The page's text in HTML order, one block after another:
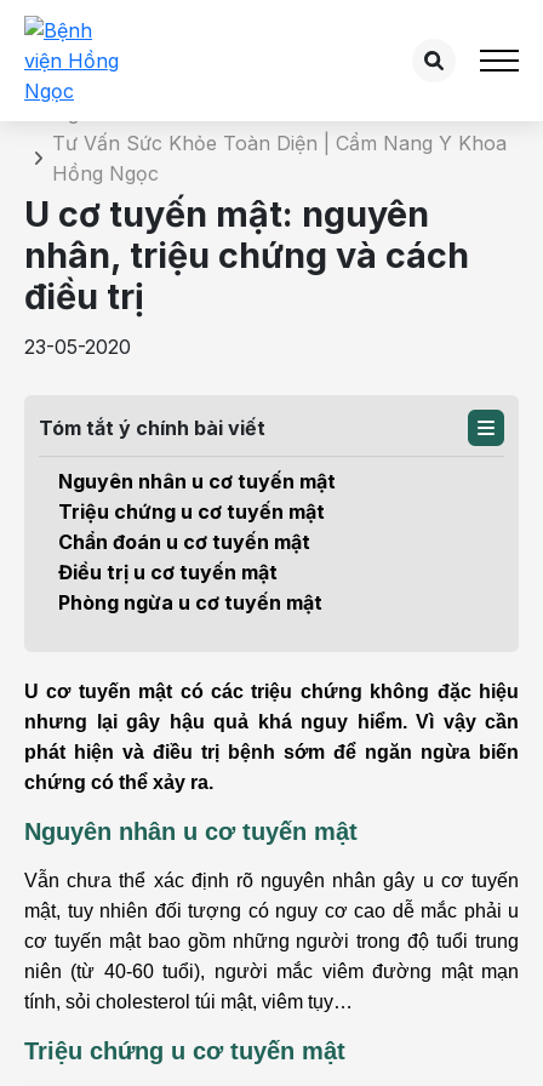
Chi tiết bài tư vấn
Tư Vấn Sức Khỏe Toàn Diện | Cẩm Nang Y Khoa
Hồng Ngọc
U cơ tuyến mật: nguyên
nhân, triệu chứng và cách
điều trị
23-05-2020
Tóm tắt ý chính bài viết
Nguyên nhân u cơ tuyến mật
Triệu chứng u cơ tuyến mật
Chẩn đoán u cơ tuyến mật
Điều trị u cơ tuyến mật
Phòng ngừa u cơ tuyến mật
U cơ tuyến mật có các triệu chứng không đặc hiệu
nhưng lại gây hậu quả khá nguy hiểm. Vì vậy cần
phát hiện và điều trị bệnh sớm để ngăn ngừa biến
chứng có thể xảy ra.
Nguyên nhân u cơ tuyến mật
Vẫn chưa thể xác định rõ nguyên nhân gây u cơ tuyến
mật, tuy nhiên đối tượng có nguy cơ cao dễ mắc phải u
cơ tuyến mật bao gồm những người trong độ tuổi trung
niên (từ 40-60 tuổi), người mắc viêm đường mật mạn
tính, sỏi cholesterol túi mật, viêm tụy…
Triệu chứng u cơ tuyến mật